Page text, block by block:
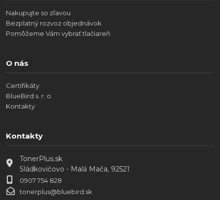
Nakupujte so zľavou
Bezplatný rozvoz objednávok
Pomôžeme Vám vybrať tlačiareň
O nás
Certifikáty
BlueBird s. r. o.
Kontakty
Kontakty
TonerPlus.sk
Sládkovičovo - Malá Mača, 92521
0907 754 828
tonerplus@bluebird.sk